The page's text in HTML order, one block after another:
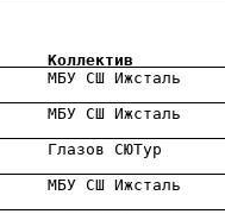
Коллектив
МБУ СШ
Глазов СЮТур